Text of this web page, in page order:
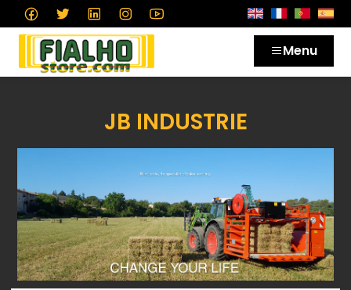
Menu
JB INDUSTRIE